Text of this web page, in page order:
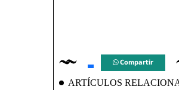
Compartir
ARTÍCULOS